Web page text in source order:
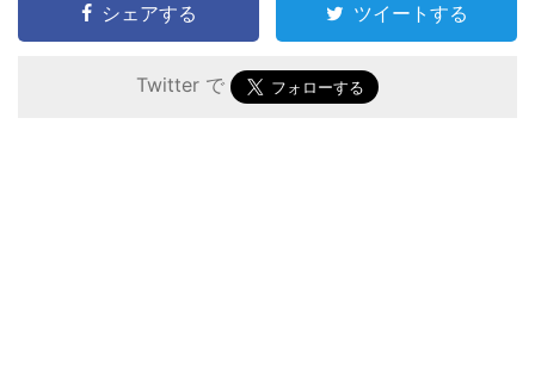
シェアする ツイートする
Twitter で